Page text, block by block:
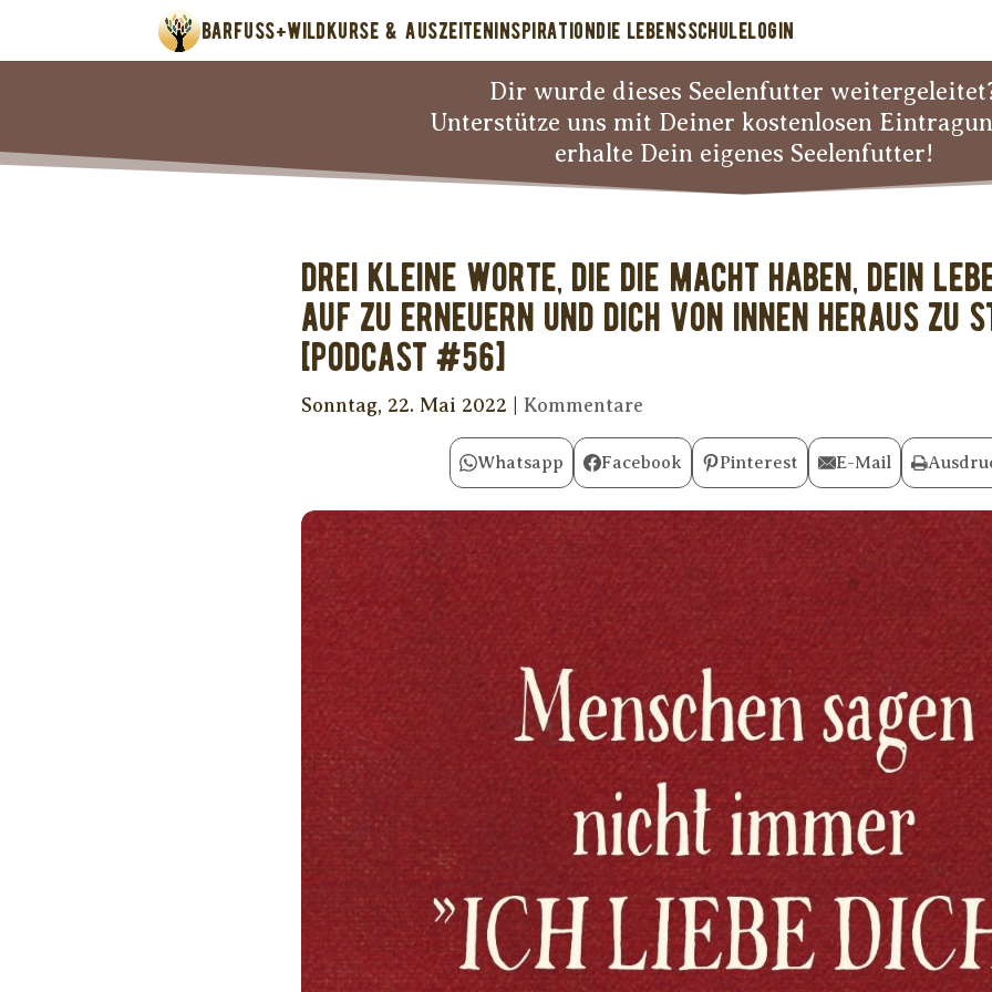
BARFUSS+WILDKURSE & AUSZEITENINSPIRATIONDIE LEBENSSCHULELOGIN
Dir wurde dieses Seelenfutter
Unterstütze uns mit Deiner kostenlosen
erhalte Dein eigenes Seelenfutter!
Drei kleine Worte, die die Macht haben, Dein
auf zu erneuern und Dich von innen heraus
[PODCAST #56]
Sonntag, 22. Mai 2022 Kommentare
Whatsapp Facebook Pinterest E-Mail